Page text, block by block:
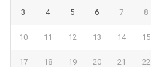
3 4 5 6 7 8
10 11 12 13 14 15
17 18 19 20 21 22